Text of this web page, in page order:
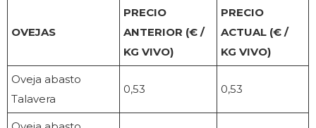
OVEJAS
PRECIO
ANTERIOR (€ /
KG VIVO)
PRECIO
ACTUAL (€ /
KG VIVO)
Oveja abasto
Talavera
0,53 0,53